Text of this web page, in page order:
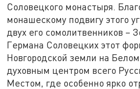
Соловецкого монастыря.
монашескому подвигу этого
двух его сомолитвенников –
Германа Соловецких этот
Новгородской земли на
духовным центром всего
Местом, где особенно ярко